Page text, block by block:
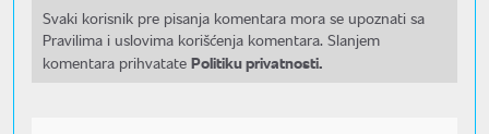
Svaki korisnik pre pisanja komentara mora se upoznati sa
Pravilima i uslovima korišćenja komentara. Slanjem
komentara prihvatate Politiku privatnosti.